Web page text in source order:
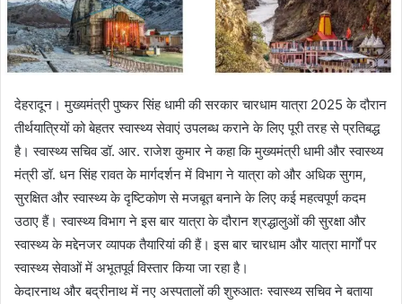
देहरादून। मुख्यमंत्री पुष्कर सिंह धामी की सरकार चारधाम यात्रा 2025 के दौरान
तीर्थयात्रियों को बेहतर स्वास्थ्य सेवाएं उपलब्ध कराने के लिए पूरी तरह से प्रतिबद्ध
है। स्वास्थ्य सचिव डॉ. आर. राजेश कुमार ने कहा कि मुख्यमंत्री धामी और स्वास्थ्य
मंत्री डॉ. धन सिंह रावत के मार्गदर्शन में विभाग ने यात्रा को और अधिक सुगम,
सुरक्षित और स्वास्थ्य के दृष्टिकोण से मजबूत बनाने के लिए कई महत्वपूर्ण कदम
उठाए हैं। स्वास्थ्य विभाग ने इस बार यात्रा के दौरान श्रद्धालुओं की सुरक्षा और
स्वास्थ्य के मद्देनजर व्यापक तैयारियां की हैं। इस बार चारधाम और यात्रा मार्गों पर
स्वास्थ्य सेवाओं में अभूतपूर्व विस्तार किया जा रहा है।
केदारनाथ और बद्रीनाथ में नए अस्पतालों की शुरुआतः स्वास्थ्य सचिव ने बताया